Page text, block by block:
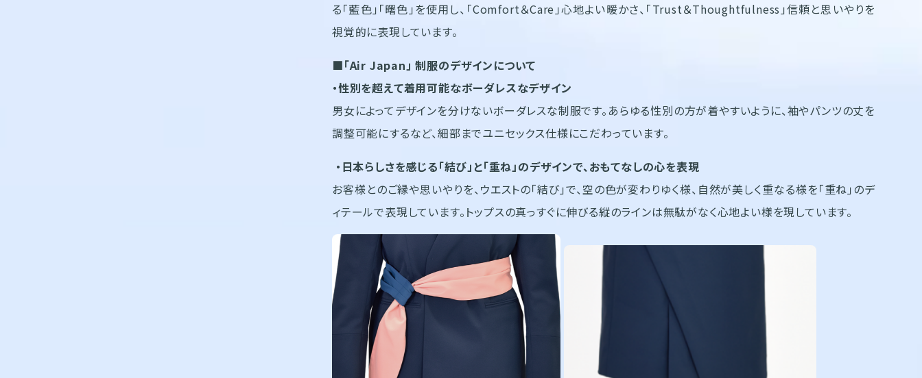
る「藍色」「曙色」を使用し、「Comfort＆Care」心地よい暖かさ、「Trust＆Thoughtfulness」信頼と思いやりを
視覚的に表現しています。
■「Air Japan」 制服のデザインについて
・性別を超えて着用可能なボーダレスなデザイン
男女によってデザインを分けないボーダレスな制服です。あらゆる性別の方が着やすいように、袖やパンツの丈を
調整可能にするなど、細部までユニセックス仕様にこだわっています。
・日本らしさを感じる「結び」と「重ね」のデザインで、おもてなしの心を表現
お客様とのご縁や思いやりを、ウエストの「結び」で、空の色が変わりゆく様、自然が美しく重なる様を「重ね」のデ
ィテールで表現しています。トップスの真っすぐに伸びる縦のラインは無駄がなく心地よい様を現しています。